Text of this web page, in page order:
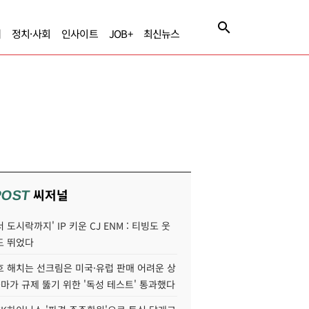
정치·사회 인사이트 JOB+ 최신뉴스
씨저널
도시락까지' IP 키운 CJ ENM : 티빙도 웃
뛰었다
해치는 선크림은 미국·유럽 판매 어려운 상
가 규제 뚫기 위한 '독성 테스트' 통과했다